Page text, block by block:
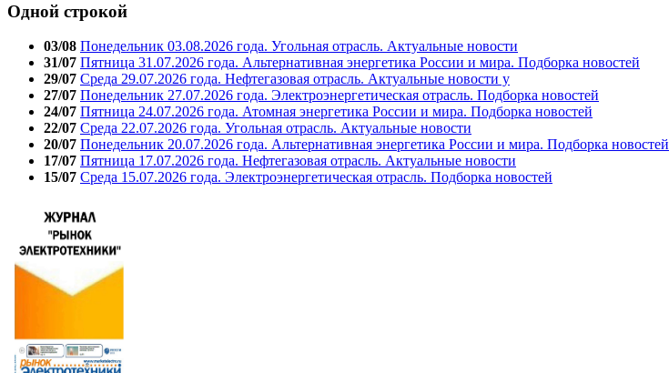
Одной строкой
03/08 Понедельник 03.08.2026 года. Угольная отрасль. Актуальные новости
31/07 Пятница 31.07.2026 года. Альтернативная энергетика России и мира. Подборка новостей
29/07 Среда 29.07.2026 года. Нефтегазовая отрасль. Актуальные новости у
27/07 Понедельник 27.07.2026 года. Электроэнергетическая отрасль. Подборка новостей
24/07 Пятница 24.07.2026 года. Атомная энергетика России и мира. Подборка новостей
22/07 Среда 22.07.2026 года. Угольная отрасль. Актуальные новости
20/07 Понедельник 20.07.2026 года. Альтернативная энергетика России и мира. Подборка новостей
17/07 Пятница 17.07.2026 года. Нефтегазовая отрасль. Актуальные новости
15/07 Среда 15.07.2026 года. Электроэнергетическая отрасль. Подборка новостей